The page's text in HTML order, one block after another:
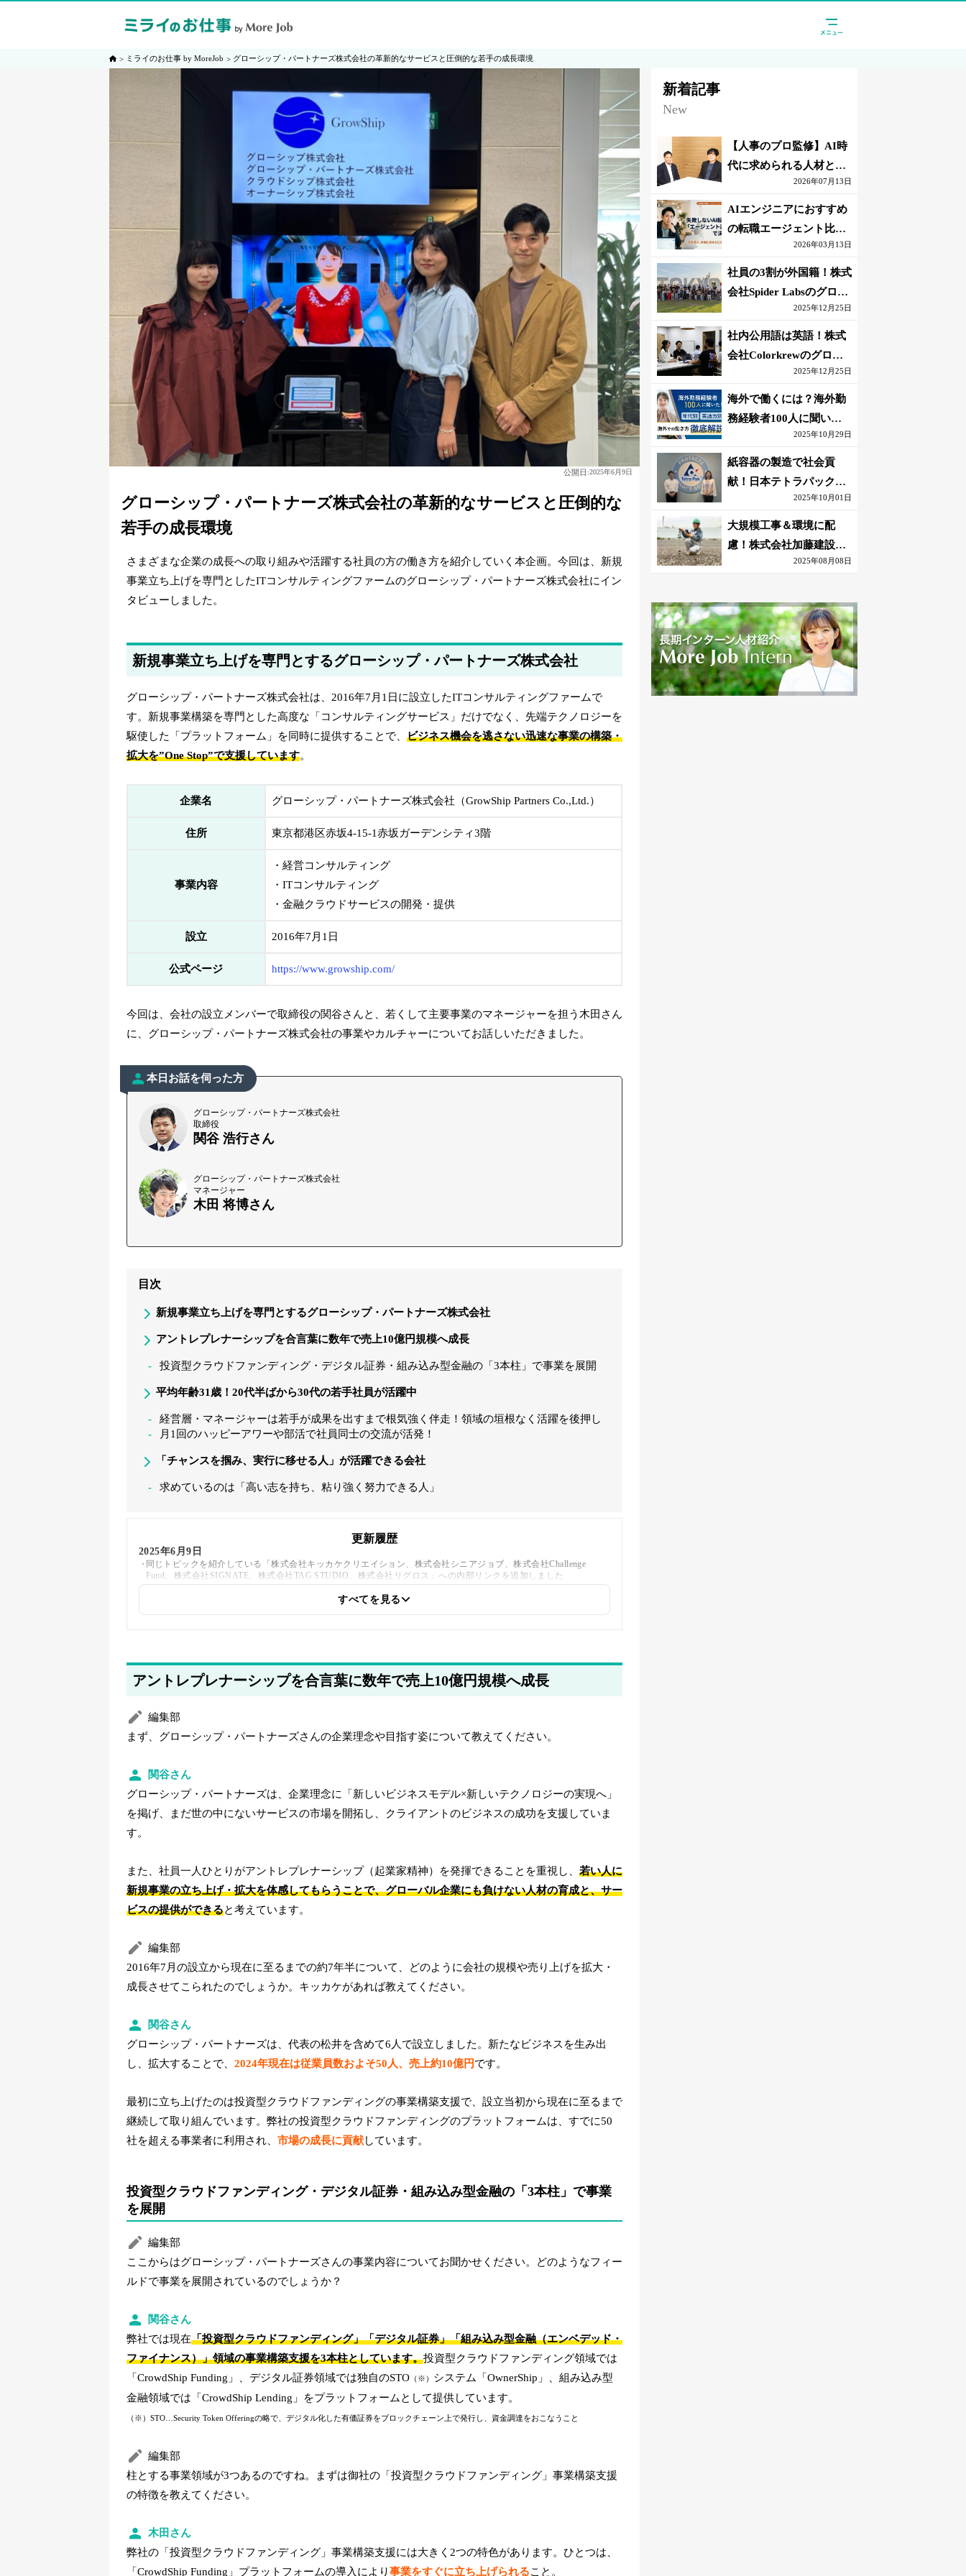
ミライのお仕事 by MoreJob グローシップ・パートナーズ株式会社の革新的なサービスと圧倒的な若手の成長環境
公開日:2025年6月9日
グローシップ・パートナーズ株式会社の革新的なサービスと圧倒的な
若手の成長環境
さまざまな企業の成長への取り組みや活躍する社員の方の働き方を紹介していく本企画。今回は、新規
事業立ち上げを専門としたITコンサルティングファームのグローシップ・パートナーズ株式会社にイン
タビューしました。
新規事業立ち上げを専門とするグローシップ・パートナーズ株式会社
グローシップ・パートナーズ株式会社は、2016年7月1日に設立したITコンサルティングファームで
す。新規事業構築を専門とした高度な「コンサルティングサービス」だけでなく、先端テクノロジーを
駆使した「プラットフォーム」を同時に提供することで、 ビジネス機会を逃さない迅速な事業の構築・
拡大を”One Stop”で支援しています。
企業名 グローシップ・パートナーズ株式会社（GrowShip Partners Co.,Ltd.）
住所 東京都港区赤坂4-15-1赤坂ガーデンシティ3階
事業内容
・経営コンサルティング
・ITコンサルティング
・金融クラウドサービスの開発・提供
設立 2016年7月1日
公式ページ https://www.growship.com/
今回は、会社の設立メンバーで取締役の関谷さんと、若くして主要事業のマネージャーを担う木田さん
に、グローシップ・パートナーズ株式会社の事業やカルチャーについてお話しいただきました。
本日お話を伺った方
グローシップ・パートナーズ株式会社
取締役
関谷 浩行さん
グローシップ・パートナーズ株式会社
マネージャー
木田 将博さん
目次
新規事業立ち上げを専門とするグローシップ・パートナーズ株式会社
アントレプレナーシップを合言葉に数年で売上10億円規模へ成長
投資型クラウドファンディング・デジタル証券・組み込み型金融の「3本柱」で事業を展開
平均年齢31歳！20代半ばから30代の若手社員が活躍中
経営層・マネージャーは若手が成果を出すまで根気強く伴走！領域の垣根なく活躍を後押し
月1回のハッピーアワーや部活で社員同士の交流が活発！
「チャンスを掴み、実行に移せる人」が活躍できる会社
求めているのは「高い志を持ち、粘り強く努力できる人」
更新履歴
2025年6月9日
同じトピックを紹介している「株式会社キッカケクリエイション、株式会社シニアジョブ、株式会社Challenge
Fund、株式会社SIGNATE、株式会社TAG STUDIO、株式会社リグロス」への内部リンクを追加しました
2025年5月21日
すべてを見る
アントレプレナーシップを合言葉に数年で売上10億円規模へ成長
編集部
まず、グローシップ・パートナーズさんの企業理念や目指す姿について教えてください。
関谷さん
グローシップ・パートナーズは、企業理念に「新しいビジネスモデル×新しいテクノロジーの実現へ」
を掲げ、まだ世の中にないサービスの市場を開拓し、クライアントのビジネスの成功を支援していま
す。
また、社員一人ひとりがアントレプレナーシップ（起業家精神）を発揮できることを重視し、 若い人に
新規事業の立ち上げ・拡大を体感してもらうことで、グローバル企業にも負けない人材の育成と、サー
ビスの提供ができると考えています。
編集部
2016年7月の設立から現在に至るまでの約7年半について、どのように会社の規模や売り上げを拡大・
成長させてこられたのでしょうか。キッカケがあれば教えてください。
関谷さん
グローシップ・パートナーズは、代表の松井を含めて6人で設立しました。新たなビジネスを生み出
し、拡大することで、 2024年現在は従業員数およそ50人、売上約10億円です。
最初に立ち上げたのは投資型クラウドファンディングの事業構築支援で、設立当初から現在に至るまで
継続して取り組んでいます。弊社の投資型クラウドファンディングのプラットフォームは、すでに50
社を超える事業者に利用され、 市場の成長に貢献しています。
投資型クラウドファンディング・デジタル証券・組み込み型金融の「3本柱」で事業
を展開
編集部
ここからはグローシップ・パートナーズさんの事業内容についてお聞かせください。どのようなフィー
ルドで事業を展開されているのでしょうか？
関谷さん
弊社では現在「投資型クラウドファンディング」「デジタル証券」「組み込み型金融（エンベデッド・
ファイナンス）」領域の事業構築支援を3本柱としています。投資型クラウドファンディング領域では
「CrowdShip Funding」、デジタル証券領域では独自のSTO（※） システム「OwnerShip」、 組み込み型
金融領域では 「CrowdShip Lending」をプラットフォームとして提供しています。
（※）STO…Security Token Offeringの略で、デジタル化した有価証券をブロックチェーン上で発行し、資金調達をおこなうこと
編集部
柱とする事業領域が3つあるのですね。まずは御社の「投資型クラウドファンディング」事業構築支援
の特徴を教えてください。
木田さん
弊社の「投資型クラウドファンディング」事業構築支援には大きく2つの特色があります。ひとつは、
「CrowdShip Funding」プラットフォームの導入により事業をすぐに立ち上げられること。
新着記事
New
【人事のプロ監修】AI時
代に求められる人材と
は？「代替されない人」
の条件
2026年07月13日
AIエンジニアにおすすめ
の転職エージェント比較
｜失敗しない選び方【採
点表つき】
2026年03月13日
社員の3割が外国籍！株式
会社Spider Labsのグロー
2025年12月25日
社内公用語は英語！株式
会社Colorkrewのグロー
バルかつ若手が輝く環境
2025年12月25日
海外で働くには？海外勤
務経験者100人に聞いた
おすすめ職種｜英語話せ
ないOK求人はある？
2025年10月29日
紙容器の製造で社会貢
献！日本テトラパック株
式会社のグローバルな環
境
2025年10月01日
大規模工事＆環境に配
慮！株式会社加藤建設の
若手が語る現場監督の働
2025年08月08日